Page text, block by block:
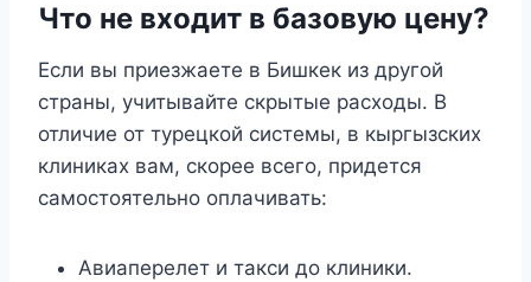
Что не входит в базовую цену?
Если вы приезжаете в Бишкек из другой
страны, учитывайте скрытые расходы. В
отличие от турецкой системы, в кыргызских
клиниках вам, скорее всего, придется
самостоятельно оплачивать:
Авиаперелет и такси до клиники.